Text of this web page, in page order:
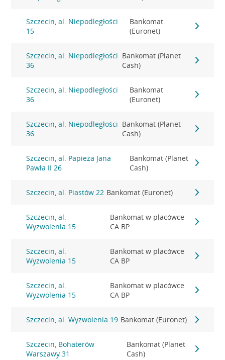
Szczecin, al. Niepodległości
15
Bankomat
(Euronet)
Szczecin, al. Niepodległości
36
Bankomat (Planet
Cash)
Szczecin, al. Niepodległości
36
Bankomat
(Euronet)
Szczecin, al. Niepodległości
36
Bankomat (Planet
Cash)
Szczecin, al. Papieża Jana
Pawła II 26
Bankomat (Planet
Cash)
Szczecin, al. Piastów 22 Bankomat (Euronet)
Szczecin, al.
Wyzwolenia 15
Bankomat w placówce
CA BP
Szczecin, al.
Wyzwolenia 15
Bankomat w placówce
CA BP
Szczecin, al.
Wyzwolenia 15
Bankomat w placówce
CA BP
Szczecin, al. Wyzwolenia 19 Bankomat (Euronet)
Szczecin, Bohaterów
Warszawy 31
Bankomat (Planet
Cash)